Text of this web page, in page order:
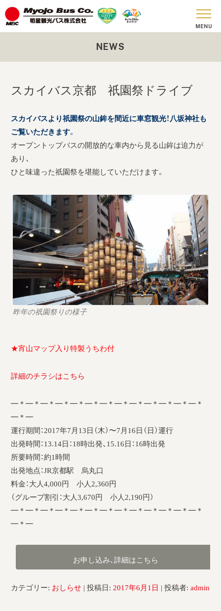
ツアーコース
安全への取り組み
採用情報
運輸安全マネジメント評価
安全管理規程
被害者等支援計画
NEWS
スカイバス京都 祇園祭ドライブ
スカイバスより祇園祭の山鉾を間近に車窓観光！八坂神社も
ご覧いただきます。
オープントップバスの開放的な車内から見る山鉾は迫力が
あり、
ひと味違った祇園祭を堪能していただけます。
昨年の祇園祭りの様子
★宵山マップ入り特製うちわ付
詳細のチラシはこちら
━＊━＊━＊━＊━＊━＊━＊━＊━＊━＊━＊━＊━＊
━＊━
運行期間：2017年7月13日（木）〜7月16日（日）運行
出発時間：13.14日：18時出発、15.16日：16時出発
所要時間：約1時間
出発地点：JR京都駅 烏丸口
料金：大人4,000円 小人2,360円
（グループ割引：大人3,670円 小人2,190円）
━＊━＊━＊━＊━＊━＊━＊━＊━＊━＊━＊━＊━＊
━＊━
カテゴリー: おしらせ | 投稿日:2017年6月1日 |投稿者:admin